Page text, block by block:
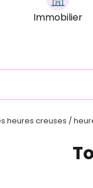
Immobilier
heures creuses /